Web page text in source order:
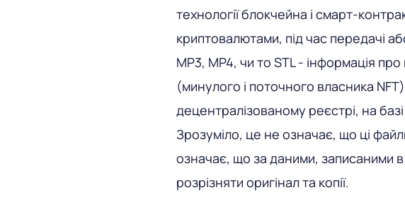
технології блокчейна і смарт-
криптовалютами, під час передачі
MP3, MP4, чи то STL - інформація
(минулого і поточного власника
децентралізованому реєстрі, на
Зрозуміло, це не означає, що ці
означає, що за даними, записаними
розрізняти оригінал та копії.